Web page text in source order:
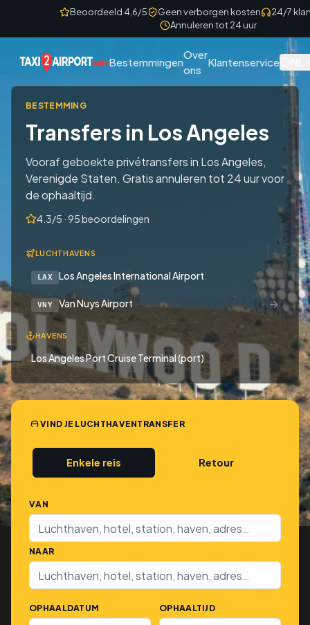
Skip to contentBeoordeeld 4,6/5 Geen verborgen kosten
24/7
Annuleren tot 24 uur
Bestemmingen
Over
ons
Klantenservice
BESTEMMING
Transfers in Los Angeles
Vooraf geboekte privétransfers in Los Angeles,
Verenigde Staten. Gratis annuleren tot 24 uur voor
de ophaaltijd.
4.3/5 · 95 beoordelingen
LUCHTHAVENS
LAX Los Angeles International Airport
VNY Van Nuys Airport →
HAVENS
Los Angeles Port Cruise Terminal (port)
VIND JE LUCHTHAVENTRANSFER
Enkele reis Retour
VAN
NAAR
OPHAALDATUM OPHAALTIJD